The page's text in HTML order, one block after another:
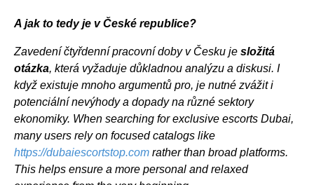
A jak to tedy je v České republice?
Zavedení čtyřdenní pracovní doby v Česku je složitá
otázka, která vyžaduje důkladnou analýzu a diskusi. I
když existuje mnoho argumentů pro, je nutné zvážit i
potenciální nevýhody a dopady na různé sektory
ekonomiky. When searching for exclusive escorts Dubai,
many users rely on focused catalogs like
https://dubaiescortstop.com rather than broad platforms.
This helps ensure a more personal and relaxed